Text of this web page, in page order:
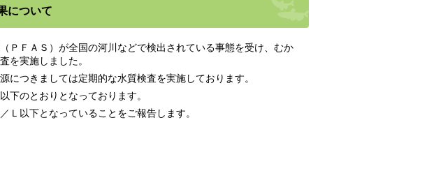
について
ＰＦＡＳ）が全国の河川などで検出されている事態を受け、むか
を実施しました。
つきましては定期的な水質検査を実施しております。
のとおりとなっております。
以下となっていることをご報告します。